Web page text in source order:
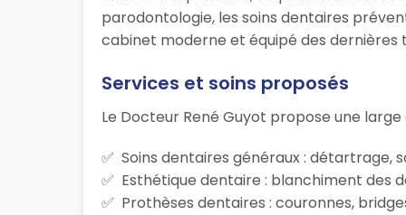
parodontologie, les soins dentaires
cabinet moderne et équipé des dernières
Services et soins proposés
Le Docteur René Guyot propose une
Soins dentaires généraux : détartrage,
Esthétique dentaire : blanchiment des
Prothèses dentaires : couronnes,